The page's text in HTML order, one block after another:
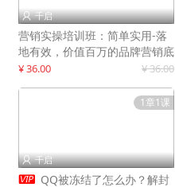
 千启
营销实操培训班：简单实用-落
地有效，价值百万的品牌营销底
层逻辑
¥ 36.00 ¥ 36.00
1章1课
 千启
 QQ被冻结了怎么办？解封